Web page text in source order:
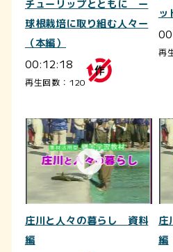
チューリップとともに ー
球根栽培に取り組む人々ー
（本編）
00:12:18
再生回数：120
ッ
再
庄川と人々の暮らし 資料
編
庄
編